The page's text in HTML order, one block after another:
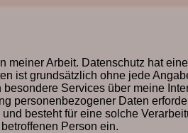
meiner Arbeit. Datenschutz hat
ist grundsätzlich ohne jede
Services über meine
personenbezogener Daten
besteht für eine solche
Person ein.